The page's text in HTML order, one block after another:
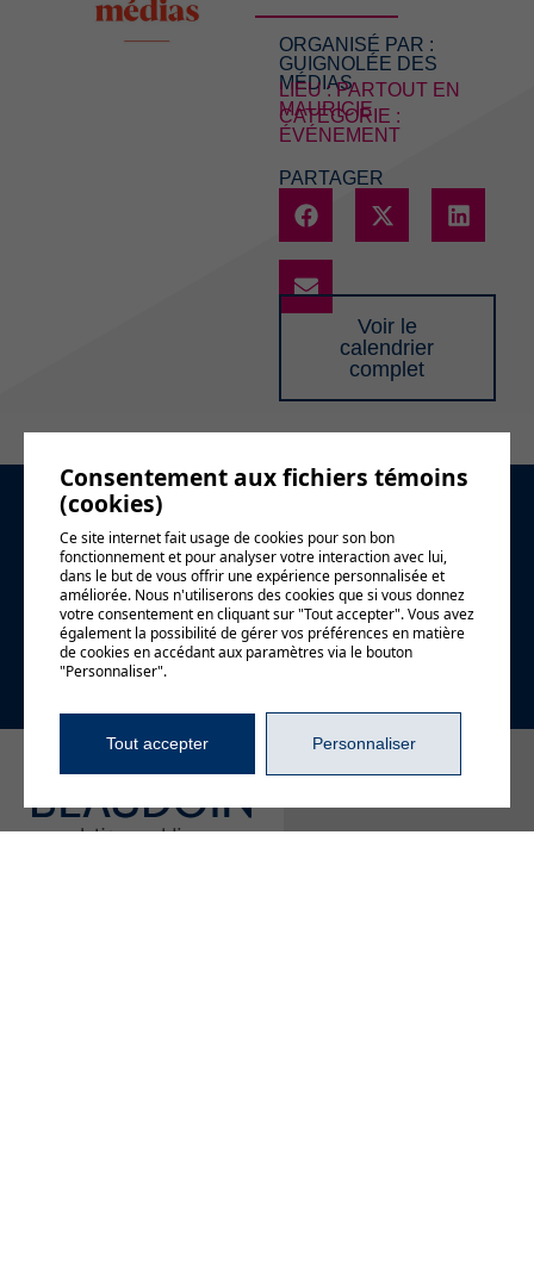
ORGANISÉ PAR :
GUIGNOLÉE DES
MÉDIAS
LIEU : PARTOUT EN
MAURICIE
CATÉGORIE :
ÉVÉNEMENT
PARTAGER
Voir le
calendrier
complet
Demande
d'information
Consentement aux fichiers témoins
(cookies)
Ce site internet fait usage de cookies pour son bon
fonctionnement et pour analyser votre interaction avec lui,
dans le but de vous offrir une expérience personnalisée et
améliorée. Nous n'utiliserons des cookies que si vous donnez
votre consentement en cliquant sur "Tout accepter". Vous avez
également la possibilité de gérer vos préférences en matière
de cookies en accédant aux paramètres via le bouton
"Personnaliser".
Tout accepter Personnaliser